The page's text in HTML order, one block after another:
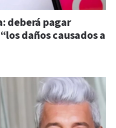
deberá pagar
daños causados a